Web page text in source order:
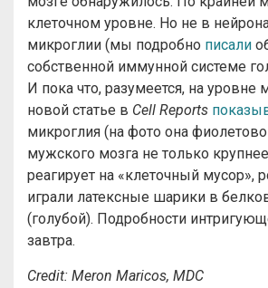
клеточном уровне. Но не в
микроглии (мы подробно писали
собственной иммунной системе
И пока что, разумеется, на
новой статье в Cell Reports
микроглия (на фото она
мужского мозга не только
реагирует на «клеточный мусор»,
играли латексные шарики в
(голубой). Подробности
завтра.
Credit: Meron Maricos, MDC